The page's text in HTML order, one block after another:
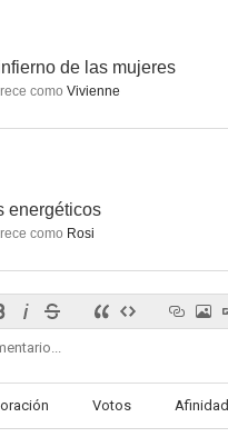
de las mujeres
como Vivienne
energéticos
como Rosi
Votos Afinidad